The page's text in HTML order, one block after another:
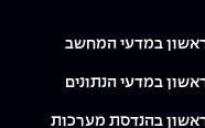
במדעי המחשב
במדעי הנתונים
בהנדסת מערכות